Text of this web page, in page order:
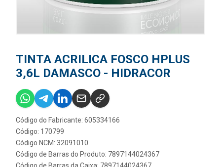
TINTA ACRILICA FOSCO HPLUS
3,6L DAMASCO - HIDRACOR
Código do Fabricante: 605334166
Código: 170799
Código NCM: 32091010
Código de Barras do Produto: 7897144024367